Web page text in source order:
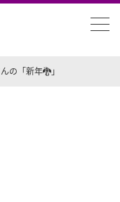
の「新年🐉」